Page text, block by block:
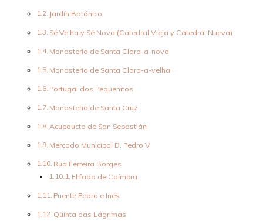
Jardín Botánico
Sé Velha y Sé Nova (Catedral Vieja y Catedral Nueva)
Monasterio de Santa Clara-a-nova
Monasterio de Santa Clara-a-velha
Portugal dos Pequenitos
Monasterio de Santa Cruz
Acueducto de San Sebastián
Mercado Municipal D. Pedro V
Rua Ferreira Borges
El fado de Coímbra
Puente Pedro e Inés
Quinta das Lágrimas